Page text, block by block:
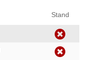
Stand